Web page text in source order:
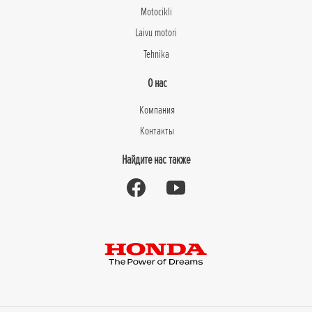
Motocikli
Laivu motori
Tehnika
О нас
Компания
Контакты
Найдите нас также